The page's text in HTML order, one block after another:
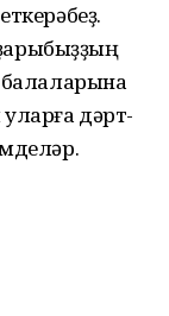
балаларына
дәрт-